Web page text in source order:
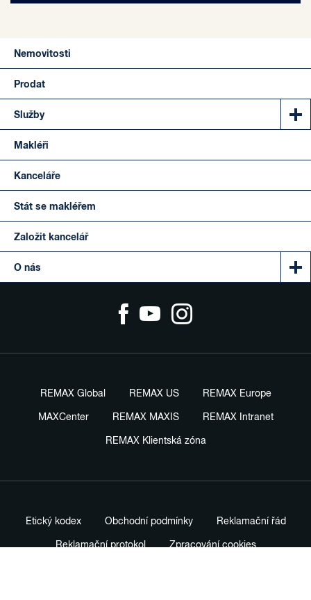
Nemovitosti
Prodat
Služby
Makléři
Kanceláře
Stát se makléřem
Založit kancelář
O nás
REMAX Global REMAX US REMAX Europe
MAXCenter REMAX MAXIS REMAX Intranet
REMAX Klientská zóna
Etický kodex Obchodní podmínky Reklamační řád
Reklamační protokol Zpracování cookies